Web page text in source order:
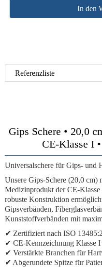
In den
Referenzliste
Gips Schere • 20,0
CE-Klasse I
Universalschere für Gips- und
Unsere Gips-Schere (20,0 cm)
Medizinprodukt der CE-
robuste Konstruktion
Gipsverbänden,
Kunststoffverbänden mit
✔ Zertifiziert nach ISO
✔ CE-Kennzeichnung Klasse
✔ Verstärkte Branchen für
✔ Abgerundete Spitze für